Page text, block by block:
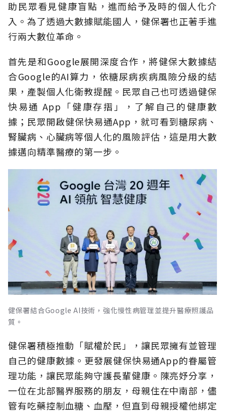
助民眾看見健康盲點，進而給予及時的個人化介
入。為了透過大數據賦能國人，健保署也正著手進
行兩大數位革命。
首先是和Google展開深度合作，將健保大數據結
合Google的AI算力，依糖尿病疾病風險分級的結
果，產製個人化衛教提醒。民眾自己也可透過健保
快易通 App「健康存摺」，了解自己的健康數
據；民眾開啟健保快易通App，就可看到糖尿病、
腎臟病、心臟病等個人化的風險評估，這是用大數
據邁向精準醫療的第一步。
健保署結合Google AI技術，強化慢性病管理並提升醫療照護品
質。
健保署積極推動「賦權於民」，讓民眾擁有並管理
自己的健康數據。更發展健保快易通App的眷屬管
理功能，讓民眾能夠守護長輩健康。陳亮妤分享，
一位在北部醫界服務的朋友，母親住在中南部，儘
管有吃藥控制血糖、血壓，但直到母親授權他綁定